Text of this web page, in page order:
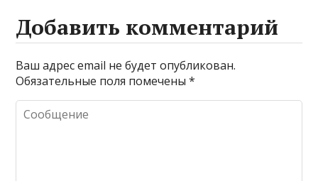
Добавить комментарий
Ваш адрес email не будет опубликован.
Обязательные поля помечены*